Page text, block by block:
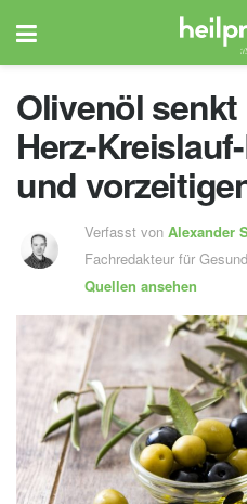
Olivenöl
Herz-
und
Verfasst vonAlexander
Fachredakteur für
Quellen ansehen